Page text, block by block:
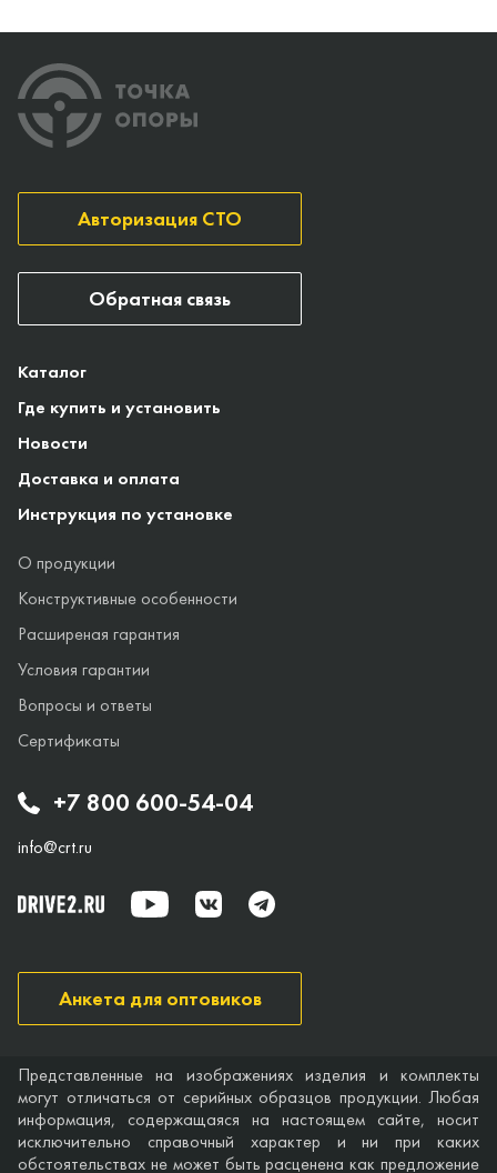
+7 800 600-54-04
info@crt.ru
Каталог
Где купить и установить
Новости
Доставка и оплата
Инструкция по установке
О продукции
Конструктивные особенности
Расширеная гарантия
Условия гарантии
Вопросы и ответы
Сертификаты
Авторизация СТО
Анкета для оптовиков
Обратная связь
Представленные на изображениях изделия и комплекты
могут отличаться от серийных образцов продукции. Любая
информация, содержащаяся на настоящем сайте, носит
исключительно справочный характер и ни при каких
обстоятельствах не может быть расценена как предложение